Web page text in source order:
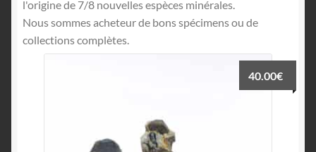
l'origine de 7/8 nouvelles espèces minérales.
Nous sommes acheteur de bons spécimens ou de
collections complètes.
40.00€